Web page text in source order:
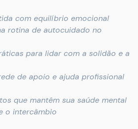
com equilíbrio emocional
rotina de autocuidado no
para lidar com a solidão e a
de apoio e ajuda profissional
que mantêm sua saúde mental
o intercâmbio